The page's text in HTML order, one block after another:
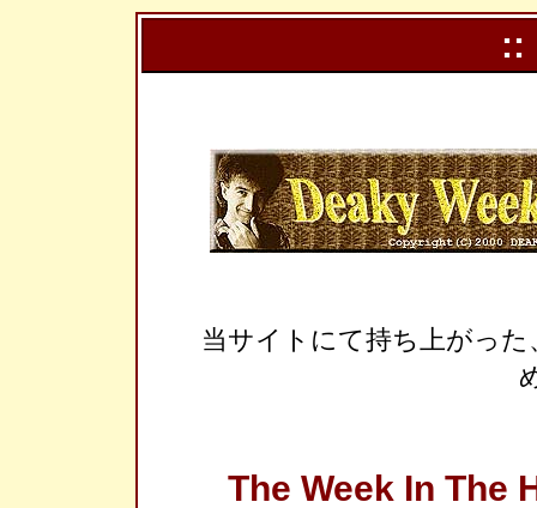
::
当サイトにて持ち上がっ
The Week In The